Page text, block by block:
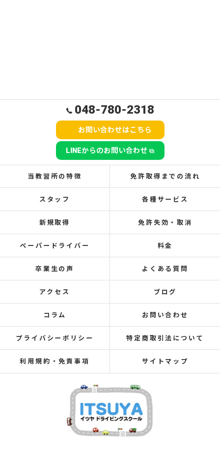
048-780-2318
お問い合わせはこちら
LINEからのお問い合わせ
当教習所の特徴 免許取得までの流れ
スタッフ 各種サービス
新規取得 免許失効・取消
ペーパードライバー 料金
卒業生の声 よくある質問
アクセス ブログ
コラム お問い合わせ
プライバシーポリシー 特定商取引法について
利用規約・免責事項 サイトマップ